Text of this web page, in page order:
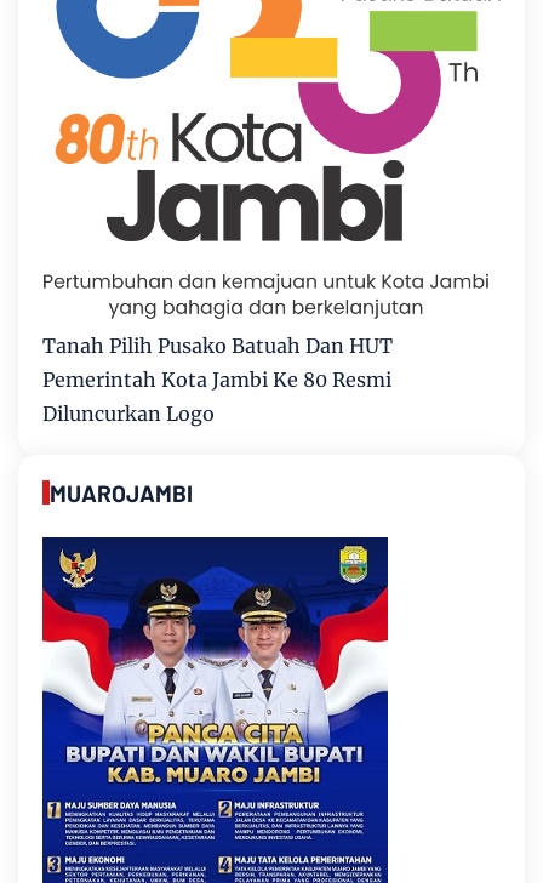
Tanah Pilih Pusako Batuah Dan HUT
Pemerintah Kota Jambi Ke 80 Resmi
Diluncurkan Logo
MUAROJAMBI